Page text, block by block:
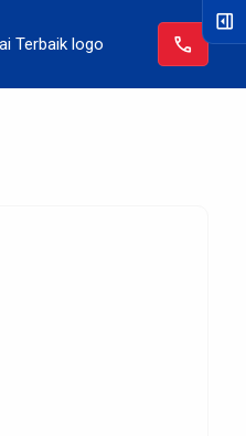
call
right_panel_open